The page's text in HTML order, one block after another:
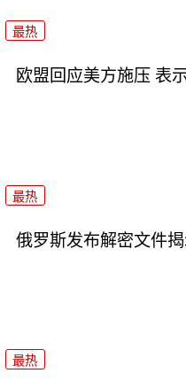
最热
欧盟回应美方施压 表
最热
俄罗斯发布解密文件
最热